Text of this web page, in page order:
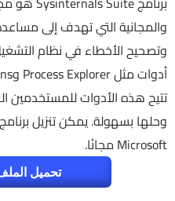
والمجانية التي تهدف إلى
تتيح هذه الأدوات
Microsoft مجانًا.
تحميل